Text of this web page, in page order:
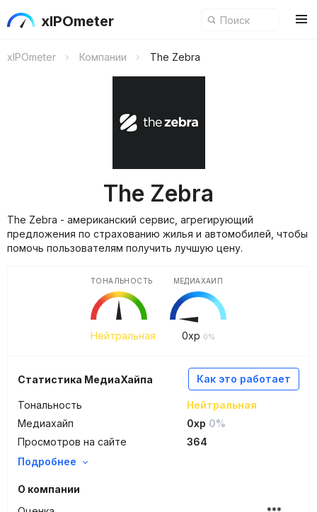
xIPOmeter
xIPOmeter Компании The Zebra
The Zebra
The Zebra - американский сервис, агрегирующий
предложения по страхованию жилья и автомобилей, чтобы
помочь пользователям получить лучшую цену.
Нейтральная
ТОНАЛЬНОСТЬ
0xp 0%
МЕДИАХАЙП
Как это работает
Статистика МедиаХайпа
Тональность
Нейтральная
Медиахайп
0xp 0%
Просмотров на сайте
364
Подробнее
О компании